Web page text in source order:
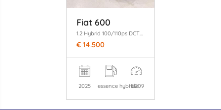
Fiat 600
1.2 Hybrid 100/110ps DCT6 Clima/Apple
€ 14.500
2025 essence hybride
18.209